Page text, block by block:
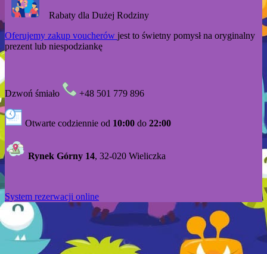
Rabaty dla Dużej Rodziny
Oferujemy zakup voucherów jest to świetny pomysł na oryginalny
prezent lub niespodziankę
Dzwoń śmiało +48 501 779 896
Otwarte codziennie od 10:00 do 22:00
Rynek Górny 14, 32-020 Wieliczka
System rezerwacji online